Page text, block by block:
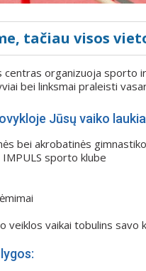
tačiau visos
organizuoja sporto
bei linksmai praleisti
Jūsų vaiko
bei akrobatinės
sporto klube
veiklos vaikai tobulins